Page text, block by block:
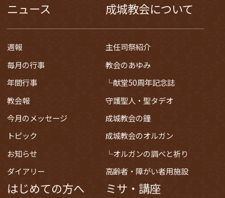
ニュース
週報
毎月の行事
年間行事
教会報
今月のメッセージ
トピック
お知らせ
ダイアリー
成城教会について
主任司祭紹介
教会のあゆみ
献堂50周年記念誌
守護聖人・聖タデオ
成城教会の鐘
成城教会のオルガン
オルガンの調べと祈り
高齢者・障がい者用施設
はじめての方へ ミサ・講座